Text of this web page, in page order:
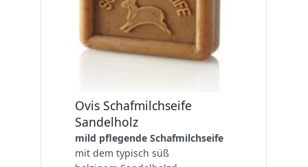
Ovis Schafmilchseife
Sandelholz
mild pflegende Schafmilchseife
mit dem typisch süß